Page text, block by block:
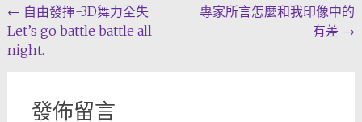
Post
navigation
← 自由發揮-3D舞力全失
Let’s go battle battle all
night.
專家所言怎麼和我印像中的
有差 →
發佈留言